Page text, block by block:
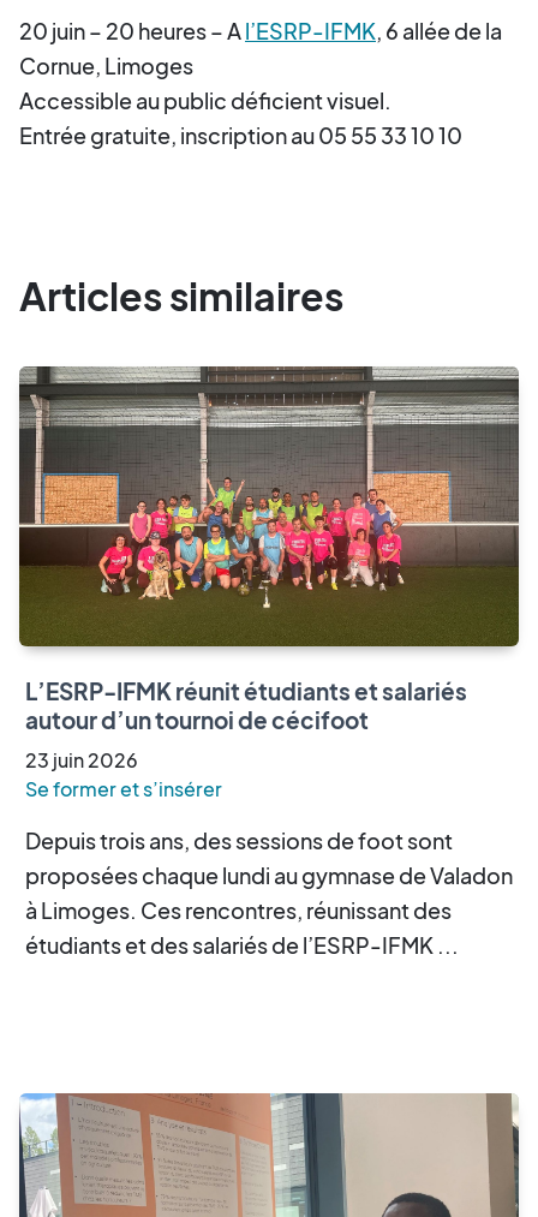
20 juin – 20 heures – Al’ESRP-IFMK, 6 allée de la
Cornue, Limoges
Accessible au public déficient visuel.
Entrée gratuite, inscription au 05 55 33 10 10
Articles similaires
L’ESRP-IFMK réunit étudiants et salariés
autour d’un tournoi de cécifoot
23 juin2026
Se former et s’insérer
Depuis trois ans, des sessions de foot sont
proposées chaque lundi au gymnase de Valadon
à Limoges. Ces rencontres, réunissant des
étudiants et des salariés de l’ESRP-IFMK ...